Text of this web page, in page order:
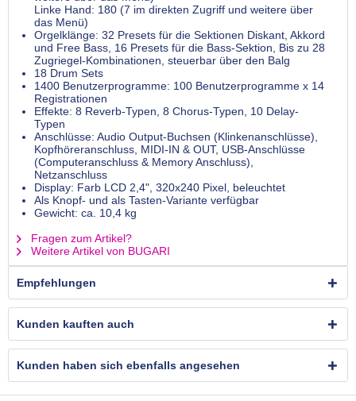
Linke Hand: 180 (7 im direkten Zugriff und weitere über
das Menü)
Orgelklänge: 32 Presets für die Sektionen Diskant, Akkord
und Free Bass, 16 Presets für die Bass-Sektion, Bis zu 28
Zugriegel-Kombinationen, steuerbar über den Balg
18 Drum Sets
1400 Benutzerprogramme: 100 Benutzerprogramme x 14
Registrationen
Effekte: 8 Reverb-Typen, 8 Chorus-Typen, 10 Delay-
Typen
Anschlüsse: Audio Output-Buchsen (Klinkenanschlüsse),
Kopfhöreranschluss, MIDI-IN & OUT, USB-Anschlüsse
(Computeranschluss & Memory Anschluss),
Netzanschluss
Display: Farb LCD 2,4", 320x240 Pixel, beleuchtet
Als Knopf- und als Tasten-Variante verfügbar
Gewicht: ca. 10,4 kg
Fragen zum Artikel?
Weitere Artikel von BUGARI
Empfehlungen
Kunden kauften auch
Kunden haben sich ebenfalls angesehen